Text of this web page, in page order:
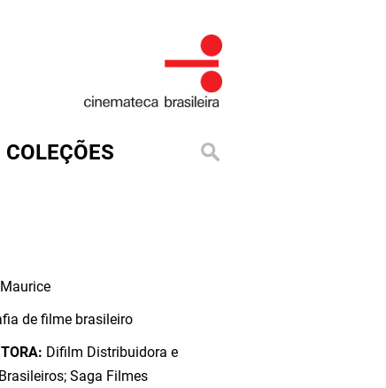
COLEÇÕES
de filme brasileiro
Difilm Distribuidora e
Saga Filmes